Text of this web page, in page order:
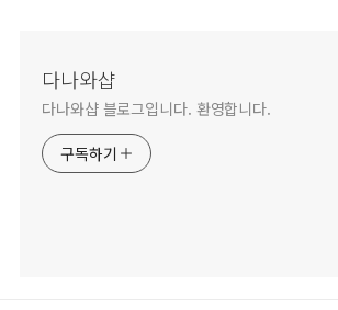
다나와샵
다나와샵 블로그입니다. 환영합니다.
구독하기